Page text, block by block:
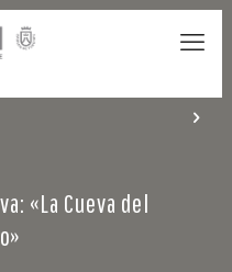
«La Cueva del